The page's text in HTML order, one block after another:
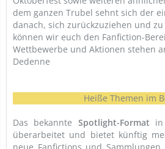
dem ganzen Trubel sehnt sich der
danach, sich zurückzuziehen und
können wir euch den Fanfiction-
Wettbewerbe und Aktionen stehen
Dedenne
Heiße Themen im
Das bekannte Spotlight-Format
überarbeitet und bietet künftig